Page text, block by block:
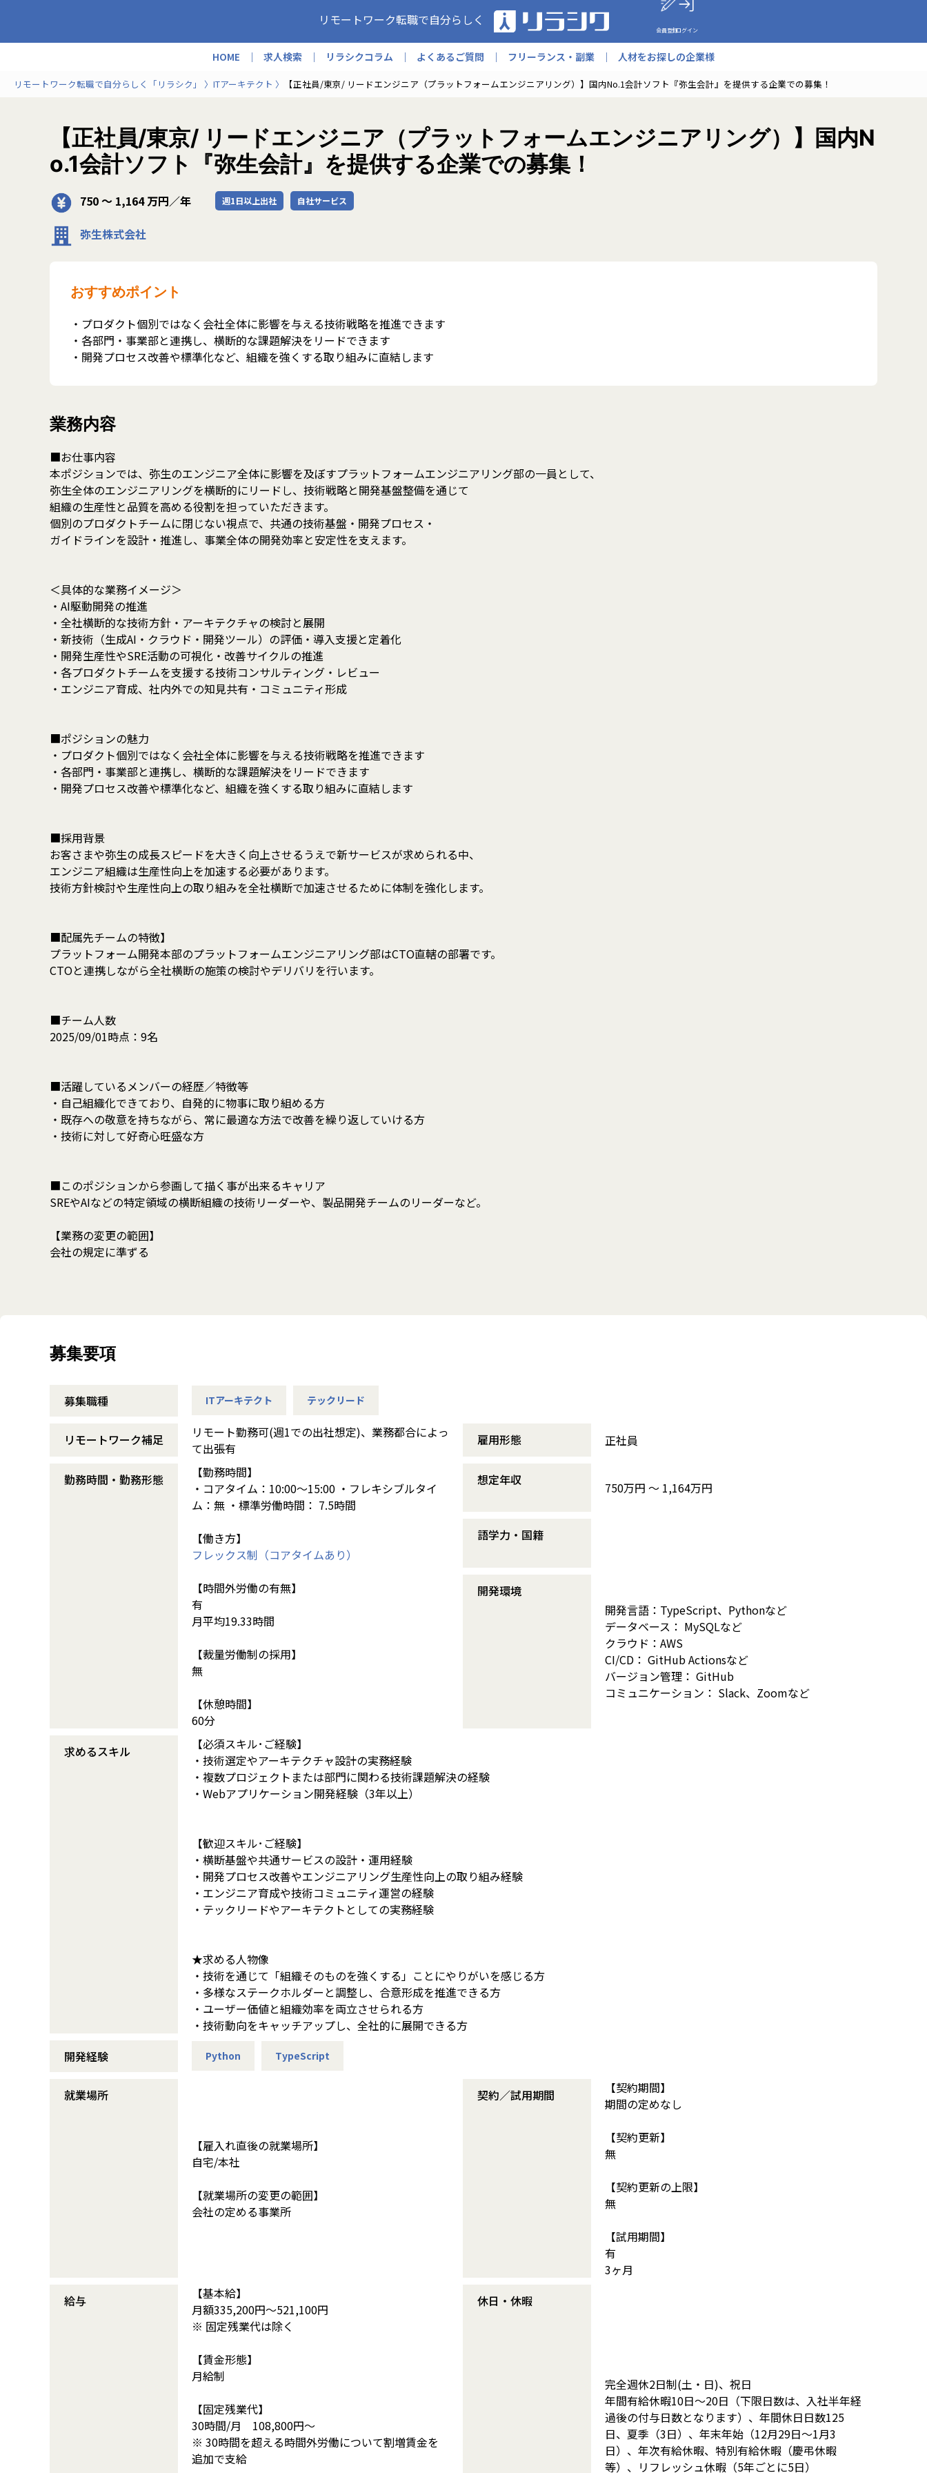
リモートワーク転職で自分らしく
会員登録ログイン
HOME 求人検索 リラシクコラム よくあるご質問 フリーランス・副業 人材をお探しの企業様
リモートワーク転職で自分らしく「リラシク」 ITアーキテクト 【正社員/東京/ リードエンジニア（プラットフォームエンジニアリング）】国内No.1会計ソフト『弥生会計』を提供する企業での募集！
【正社員/東京/ リードエンジニア（プラットフォームエンジニアリング）】国内N
o.1会計ソフト『弥生会計』を提供する企業での募集！
750 〜 1,164 万円／年 週1日以上出社 自社サービス
弥生株式会社
おすすめポイント
・プロダクト個別ではなく会社全体に影響を与える技術戦略を推進できます
・各部門・事業部と連携し、横断的な課題解決をリードできます
・開発プロセス改善や標準化など、組織を強くする取り組みに直結します
業務内容
■お仕事内容
本ポジションでは、弥生のエンジニア全体に影響を及ぼすプラットフォームエンジニアリング部の一員として、
弥生全体のエンジニアリングを横断的にリードし、技術戦略と開発基盤整備を通じて
組織の生産性と品質を高める役割を担っていただきます。
個別のプロダクトチームに閉じない視点で、共通の技術基盤・開発プロセス・
ガイドラインを設計・推進し、事業全体の開発効率と安定性を支えます。
＜具体的な業務イメージ＞
・AI駆動開発の推進
・全社横断的な技術方針・アーキテクチャの検討と展開
・新技術（生成AI・クラウド・開発ツール）の評価・導入支援と定着化
・開発生産性やSRE活動の可視化・改善サイクルの推進
・各プロダクトチームを支援する技術コンサルティング・レビュー
・エンジニア育成、社内外での知見共有・コミュニティ形成
■ポジションの魅力
・プロダクト個別ではなく会社全体に影響を与える技術戦略を推進できます
・各部門・事業部と連携し、横断的な課題解決をリードできます
・開発プロセス改善や標準化など、組織を強くする取り組みに直結します
■採用背景
お客さまや弥生の成長スピードを大きく向上させるうえで新サービスが求められる中、
エンジニア組織は生産性向上を加速する必要があります。
技術方針検討や生産性向上の取り組みを全社横断で加速させるために体制を強化します。
■配属先チームの特徴】
プラットフォーム開発本部のプラットフォームエンジニアリング部はCTO直轄の部署です。
CTOと連携しながら全社横断の施策の検討やデリバリを行います。
■チーム人数
2025/09/01時点：9名
■活躍しているメンバーの経歴／特徴等
・自己組織化できており、自発的に物事に取り組める方
・既存への敬意を持ちながら、常に最適な方法で改善を繰り返していける方
・技術に対して好奇心旺盛な方
■このポジションから参画して描く事が出来るキャリア
SREやAIなどの特定領域の横断組織の技術リーダーや、製品開発チームのリーダーなど。
【業務の変更の範囲】
会社の規定に準ずる
募集要項
募集職種 ITアーキテクト テックリード
リモートワーク補足
リモート勤務可(週1での出社想定)、業務都合によっ
て出張有
雇用形態 正社員
勤務時間・勤務形態
【勤務時間】
・コアタイム：10:00～15:00 ・フレキシブルタイ
ム：無 ・標準労働時間： 7.5時間
【働き方】
フレックス制（コアタイムあり）
【時間外労働の有無】
有
月平均19.33時間
【裁量労働制の採用】
無
【休憩時間】
60分
想定年収 750万円 〜 1,164万円
語学力・国籍
開発環境
開発言語：TypeScript、Pythonなど
データベース： MySQLなど
クラウド：AWS
CI/CD： GitHub Actionsなど
バージョン管理： GitHub
コミュニケーション： Slack、Zoomなど
求めるスキル
【必須スキル･ご経験】
・技術選定やアーキテクチャ設計の実務経験
・複数プロジェクトまたは部門に関わる技術課題解決の経験
・Webアプリケーション開発経験（3年以上）
【歓迎スキル･ご経験】
・横断基盤や共通サービスの設計・運用経験
・開発プロセス改善やエンジニアリング生産性向上の取り組み経験
・エンジニア育成や技術コミュニティ運営の経験
・テックリードやアーキテクトとしての実務経験
★求める人物像
・技術を通じて「組織そのものを強くする」ことにやりがいを感じる方
・多様なステークホルダーと調整し、合意形成を推進できる方
・ユーザー価値と組織効率を両立させられる方
・技術動向をキャッチアップし、全社的に展開できる方
開発経験
Python TypeScript
就業場所
【雇入れ直後の就業場所】
自宅/本社
【就業場所の変更の範囲】
会社の定める事業所
契約／試用期間
【契約期間】
期間の定めなし
【契約更新】
無
【契約更新の上限】
無
【試用期間】
有
3ヶ月
給与
【基本給】
月額335,200円～521,100円
※ 固定残業代は除く
【賃金形態】
月給制
【固定残業代】
30時間/月 108,800円～
※ 30時間を超える時間外労働について割増賃金を
追加で支給
休日・休暇
完全週休2日制(土・日)、祝日
年間有給休暇10日～20日（下限日数は、入社半年経
過後の付与日数となります）、年間休日日数125
日、夏季（3日）、年末年始（12月29日～1月3
日）、年次有給休暇、特別有給休暇（慶弔休暇
等）、リフレッシュ休暇（5年ごとに5日）